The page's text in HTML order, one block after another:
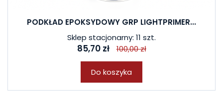
PODKŁAD EPOKSYDOWY GRP LIGHTPRIMER...
Sklep stacjonarny: 11 szt.
85,70 zł 100,00 zł
Do koszyka